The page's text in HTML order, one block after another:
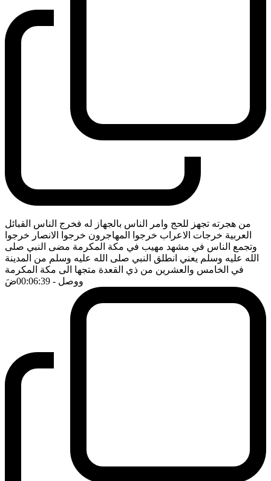
من هجرته تجهز للحج وامر الناس بالجهاز له فخرج الناس القبائل
العربية خرجات الاعراب خرجوا المهاجرون خرجوا الانصار خرجوا
وتجمع الناس في مشهد مهيب في مكة المكرمة مضى النبي صلى
الله عليه وسلم يعني انطلق النبي صلى الله عليه وسلم من المدينة
في الخامس والعشرين من ذي القعدة متجها الى مكة المكرمة
ووصل - 00:06:39 ضَ